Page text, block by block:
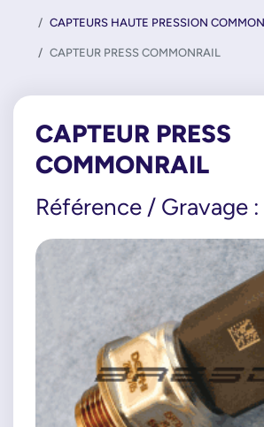
CAPTEURS HAUTE PRESSION
CAPTEUR PRESS COMMONRAIL
CAPTEUR PRESS
COMMONRAIL
Référence / Gravage :